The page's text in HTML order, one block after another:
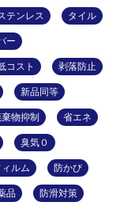
テンレス タイル
ー
コスト 剥落防止
新品同等
物抑制 省エネ
臭気０
ルム 防かび
品 防滑対策